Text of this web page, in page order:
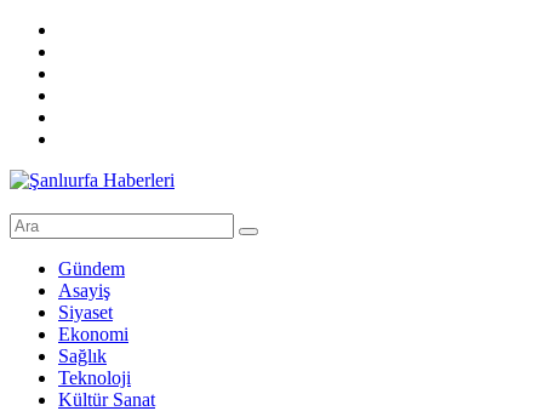
Şanlıurfa
Dakika
Şanlıurfa
Haberleri
Gündem
Asayiş
Siyaset
Ekonomi
Sağlık
Teknoloji
Kültür Sanat